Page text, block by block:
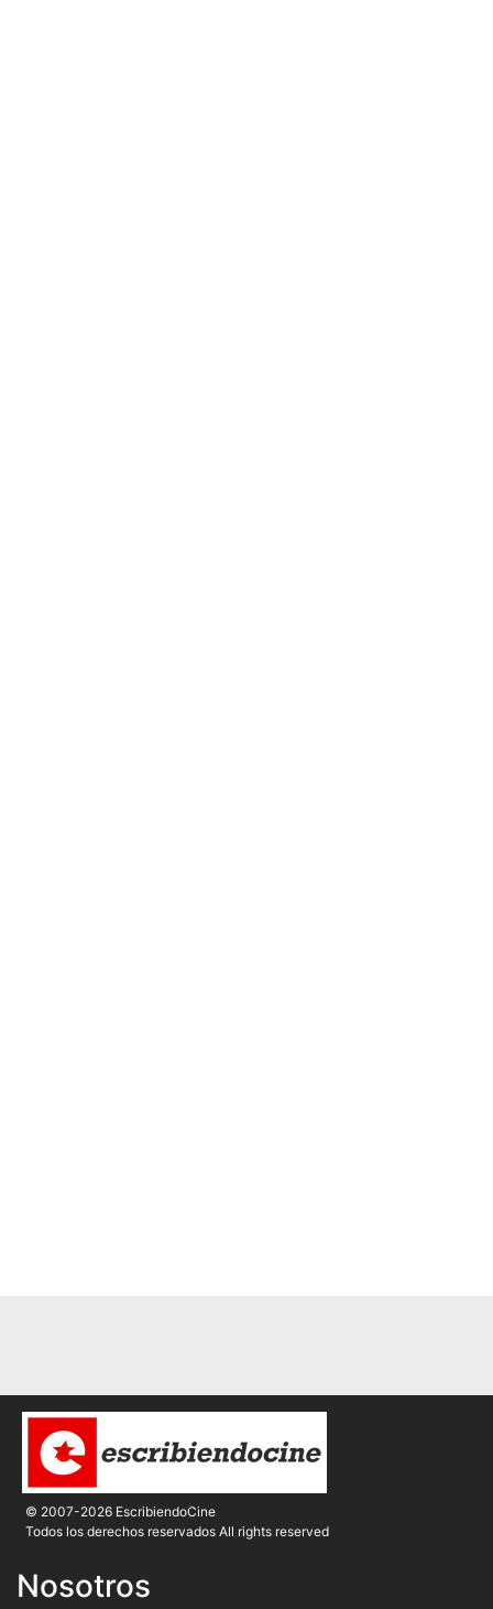
© 2007-2026 EscribiendoCine
Todos los derechos reservados All rights reserved
Nosotros